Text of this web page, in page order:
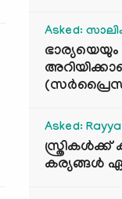
Asked:
ഭാര്യയെയും
(സർപ്രൈസ്
Asked:
കര്യങ്ങൾ